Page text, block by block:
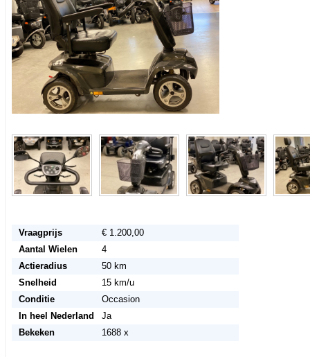
Vraagprijs
€ 1.200,00
Aantal Wielen
4
Actieradius
50 km
Snelheid
15 km/u
Conditie
Occasion
In heel Nederland
Ja
Bekeken
1688 x